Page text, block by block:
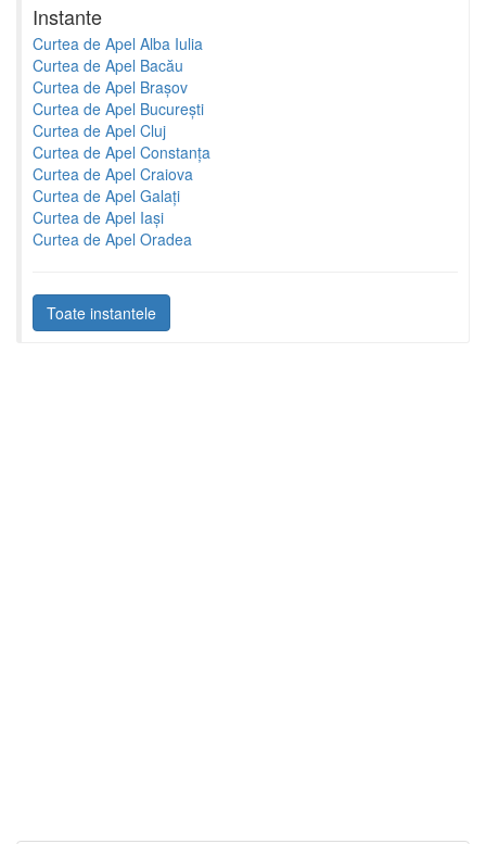
Instante
Curtea de Apel Alba Iulia
Curtea de Apel Bacău
Curtea de Apel Brașov
Curtea de Apel București
Curtea de Apel Cluj
Curtea de Apel Constanța
Curtea de Apel Craiova
Curtea de Apel Galați
Curtea de Apel Iași
Curtea de Apel Oradea
Toate instantele